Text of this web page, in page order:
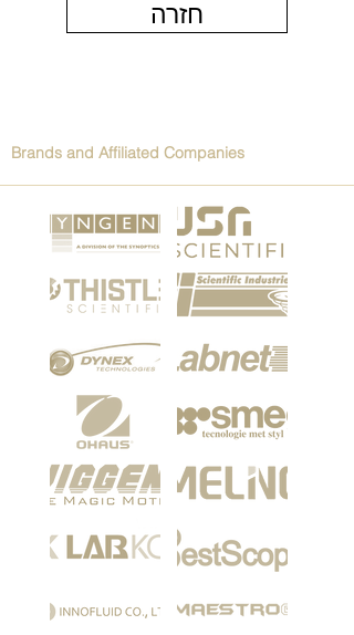
חזרה
Brands and Affiliated Companies